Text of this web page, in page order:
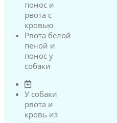
понос и
рвота с
кровью
Рвота белой
пеной и
понос у
собаки
У собаки
рвота и
кровь из